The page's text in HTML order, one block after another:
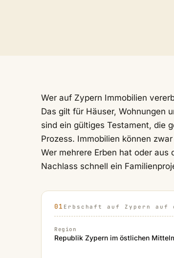
Wer auf Zypern Immobilien
Das gilt für Häuser, Wohnungen
sind ein gültiges Testament, die
Prozess. Immobilien können
Wer mehrere Erben hat oder
Nachlass schnell ein
Erbschaft auf Zypern auf
Region
Republik Zypern im östlichen